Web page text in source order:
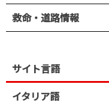
救命・道路情報
サイト言語
イタリア語